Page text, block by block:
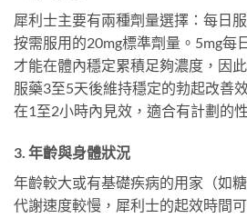
犀利士主要有兩種劑量選擇：每日
按需服用的20mg標準劑量。5mg每
才能在體內穩定累積足夠濃度，因
服藥3至5天後維持穩定的勃起改善
在1至2小時內見效，適合有計劃的
3. 年齡與身體狀況
年齡較大或有基礎疾病的用家（如
代謝速度較慢，犀利士的起效時間